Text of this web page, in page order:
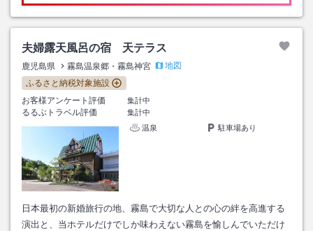
夫婦露天風呂の宿 天テラス
鹿児島県 霧島温泉郷・霧島神宮
地図
ふるさと納税対象施設
お客様アンケート評価
集計中
るるぶトラベル評価
集計中
温泉
駐車場あり
日本最初の新婚旅行の地、霧島で大切な人との心の絆を高進する
演出と、当ホテルだけでしか味わえない霧島を愉しんでいただけ